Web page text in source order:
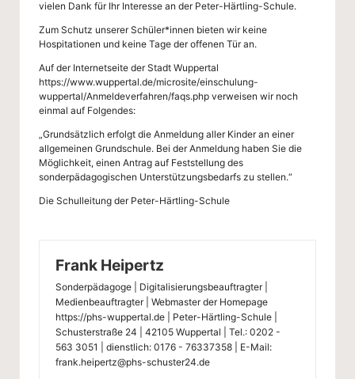
p
er
ta
l
vielen Dank für Ihr Interesse an der Peter-Härtling-Schule.
Zum Schutz unserer Schüler*innen bieten wir keine
Hospitationen und keine Tage der offenen Tür an.
Auf der Internetseite der Stadt Wuppertal
https://www.wuppertal.de/microsite/einschulung-
wuppertal/Anmeldeverfahren/faqs.php verweisen wir noch
einmal auf Folgendes:
„Grundsätzlich erfolgt die Anmeldung aller Kinder an einer
allgemeinen Grundschule. Bei der Anmeldung haben Sie die
Möglichkeit, einen Antrag auf Feststellung des
sonderpädagogischen Unterstützungsbedarfs zu stellen.“
Die Schulleitung der Peter-Härtling-Schule
Frank Heipertz
Sonderpädagoge | Digitalisierungsbeauftragter |
Medienbeauftragter | Webmaster der Homepage
https://phs-wuppertal.de | Peter-Härtling-Schule |
Schusterstraße 24 | 42105 Wuppertal | Tel.: 0202 -
563 3051 | dienstlich: 0176 - 76337358 | E-Mail:
frank.heipertz@phs-schuster24.de